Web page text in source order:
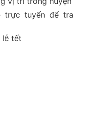
vụ xe
chất lượng cao
kết sự an toàn